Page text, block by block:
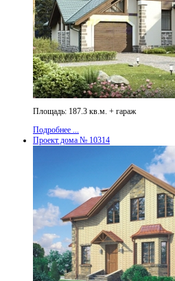
Площадь: 187.3 кв.м. + гараж
Подробнее ...
Проект дома № 10314